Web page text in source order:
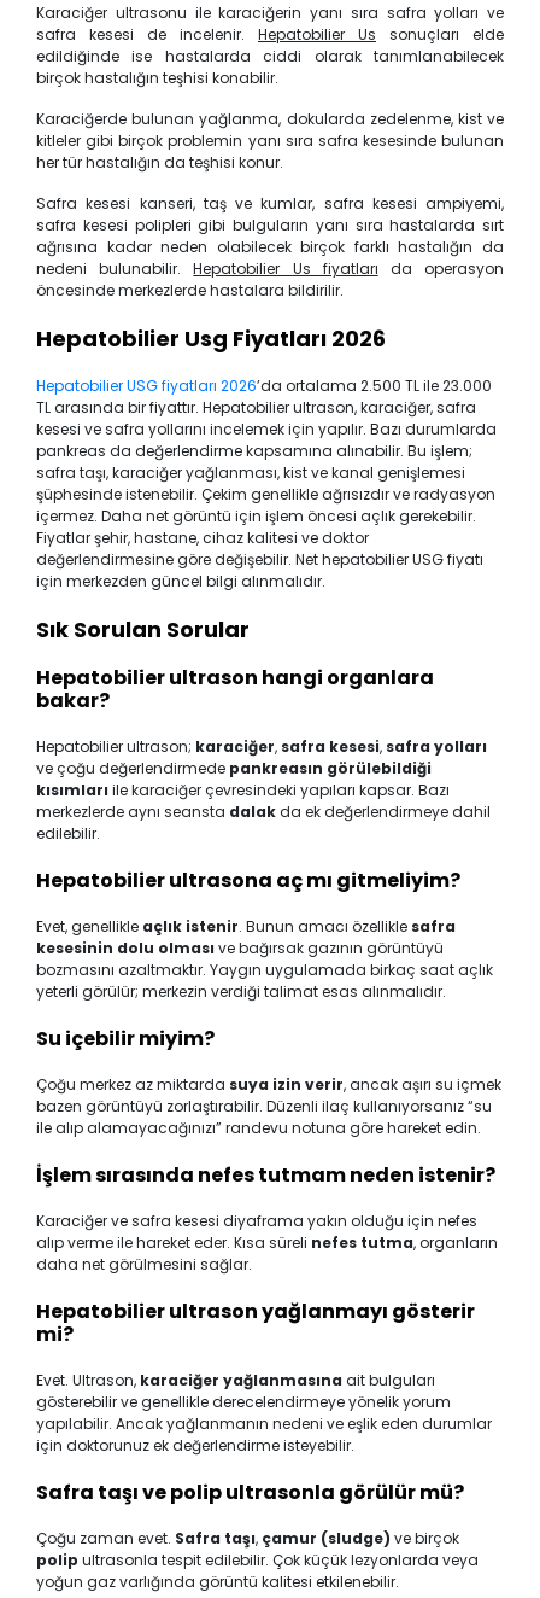
Karaciğer ultrasonu ile karaciğerin yanı sıra safra yolları ve
safra kesesi de incelenir. Hepatobilier Us sonuçları elde
edildiğinde ise hastalarda ciddi olarak tanımlanabilecek
birçok hastalığın teşhisi konabilir.
Karaciğerde bulunan yağlanma, dokularda zedelenme, kist ve
kitleler gibi birçok problemin yanı sıra safra kesesinde bulunan
her tür hastalığın da teşhisi konur.
Safra kesesi kanseri, taş ve kumlar, safra kesesi ampiyemi,
safra kesesi polipleri gibi bulguların yanı sıra hastalarda sırt
ağrısına kadar neden olabilecek birçok farklı hastalığın da
nedeni bulunabilir.Hepatobilier Us fiyatları da operasyon
öncesinde merkezlerde hastalara bildirilir.
Hepatobilier Usg Fiyatları 2026
Hepatobilier USG fiyatları 2026’da ortalama 2.500 TL ile 23.000
TL arasında bir fiyattır. Hepatobilier ultrason, karaciğer, safra
kesesi ve safra yollarını incelemek için yapılır. Bazı durumlarda
pankreas da değerlendirme kapsamına alınabilir. Bu işlem;
safra taşı, karaciğer yağlanması, kist ve kanal genişlemesi
şüphesinde istenebilir. Çekim genellikle ağrısızdır ve radyasyon
içermez. Daha net görüntü için işlem öncesi açlık gerekebilir.
Fiyatlar şehir, hastane, cihaz kalitesi ve doktor
değerlendirmesine göre değişebilir. Net hepatobilier USG fiyatı
için merkezden güncel bilgi alınmalıdır.
Sık Sorulan Sorular
Hepatobilier ultrason hangi organlara
bakar?
Hepatobilier ultrason; karaciğer, safra kesesi, safra yolları
ve çoğu değerlendirmede pankreasın görülebildiği
kısımları ile karaciğer çevresindeki yapıları kapsar. Bazı
merkezlerde aynı seansta dalakda ek değerlendirmeye dahil
edilebilir.
Hepatobilier ultrasona aç mı gitmeliyim?
Evet, genellikle açlık istenir. Bunun amacı özellikle safra
kesesinin dolu olması ve bağırsak gazının görüntüyü
bozmasını azaltmaktır. Yaygın uygulamada birkaç saat açlık
yeterli görülür; merkezin verdiği talimat esas alınmalıdır.
Su içebilir miyim?
Çoğu merkez az miktarda suya izin verir, ancak aşırı su içmek
bazen görüntüyü zorlaştırabilir. Düzenli ilaç kullanıyorsanız “su
ile alıp alamayacağınızı” randevu notuna göre hareket edin.
İşlem sırasında nefes tutmam neden istenir?
Karaciğer ve safra kesesi diyaframa yakın olduğu için nefes
alıp verme ile hareket eder. Kısa süreli nefes tutma, organların
daha net görülmesini sağlar.
Hepatobilier ultrason yağlanmayı gösterir
mi?
Evet. Ultrason, karaciğer yağlanmasına ait bulguları
gösterebilir ve genellikle derecelendirmeye yönelik yorum
yapılabilir. Ancak yağlanmanın nedeni ve eşlik eden durumlar
için doktorunuz ek değerlendirme isteyebilir.
Safra taşı ve polip ultrasonla görülür mü?
Çoğu zaman evet. Safra taşı, çamur (sludge) ve birçok
polip ultrasonla tespit edilebilir. Çok küçük lezyonlarda veya
yoğun gaz varlığında görüntü kalitesi etkilenebilir.